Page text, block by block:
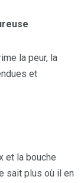
la peur, la
et
et la bouche
sait plus où il en